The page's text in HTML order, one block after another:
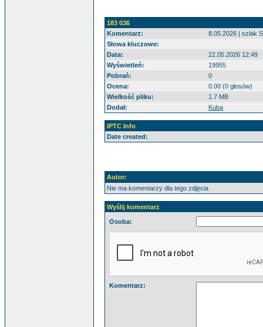
183 036
Komentarz:
8.05.2026 | szlak
Słowa kluczowe:
Data:
22.05.2026 12:49
Wyświetleń:
19955
Pobrań:
0
Ocena:
0.00 (0 głosów)
Wielkość pliku:
1.7 MB
Dodał:
Kuba
IPTC Info
Date created:
Autor:
Nie ma komentarzy dla tego zdjęcia
Wyślij komentarz
Osoba:
Komentarz: